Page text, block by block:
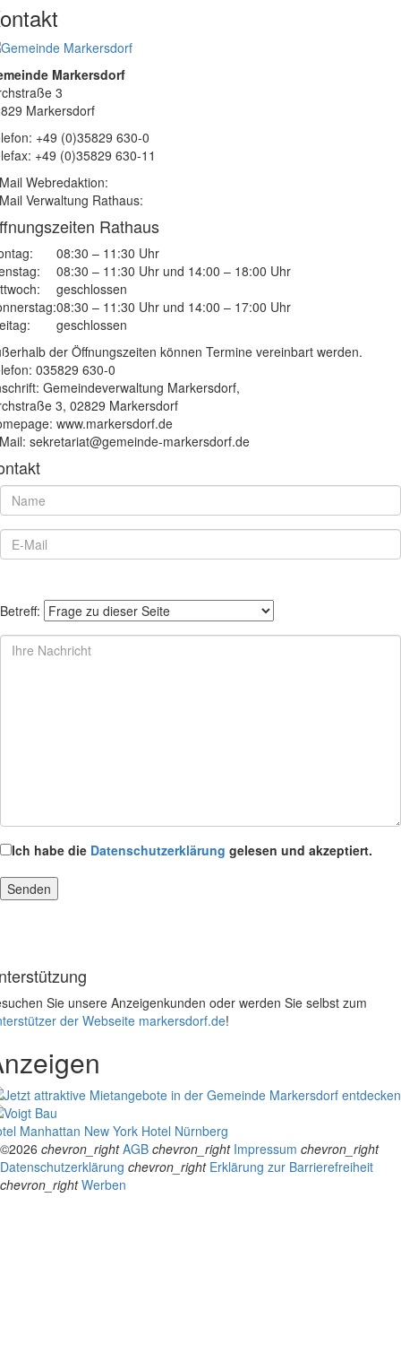
Markersdorf
3
Markersdorf
+49 (0)35829 630-0
+49 (0)35829 630-11
Webredaktion:
Verwaltung Rathaus:
Rathaus
08:30 – 11:30 Uhr
08:30 – 11:30 Uhr und 14:00 – 18:00 Uhr
geschlossen
08:30 – 11:30 Uhr und 14:00 – 17:00 Uhr
geschlossen
der Öffnungszeiten können Termine vereinbart werden.
035829 630-0
Gemeindeverwaltung Markersdorf,
3, 02829 Markersdorf
www.markersdorf.de
sekretariat@gemeinde-markersdorf.de
Betreff:
Ich habe die Datenschutzerklärung gelesen und akzeptiert.
Sie unsere Anzeigenkunden oder werden Sie selbst zum
der Webseite markersdorf.de!
Manhattan New York Hotel Nürnberg
©2026 chevron_right AGB chevron_right Impressum chevron_right
Datenschutzerklärung chevron_right Erklärung zur Barrierefreiheit
chevron_right Werben